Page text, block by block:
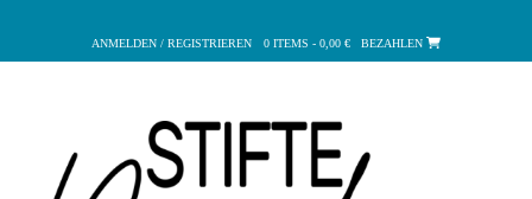
springen
ANMELDEN / REGISTRIEREN 0 ITEMS - 0,00 € BEZAHLEN